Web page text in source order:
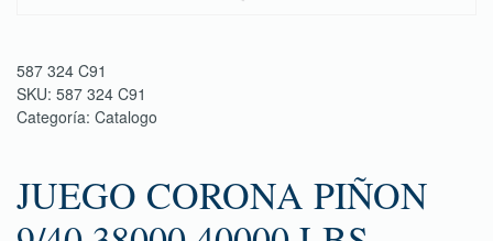
587 324 C91
SKU: 587 324 C91
Categoría: Catalogo
JUEGO CORONA PIÑON